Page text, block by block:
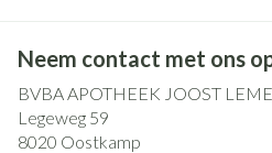
Neem contact met ons
BVBA APOTHEEK JOOST
Legeweg 59
8020 Oostkamp